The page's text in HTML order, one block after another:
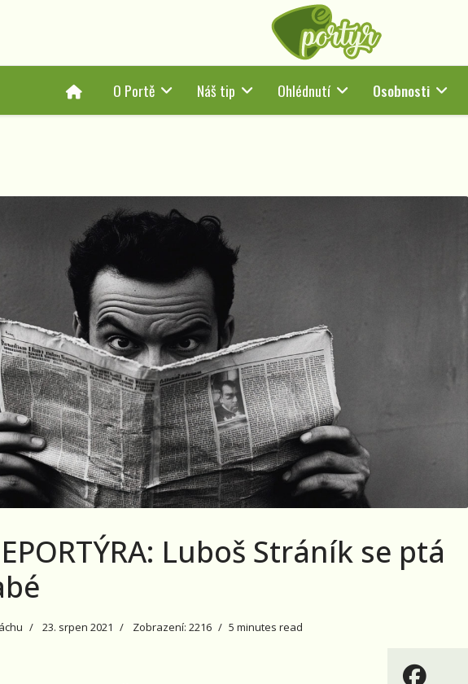
HomeO Portě Náš tip Ohlédnutí Osobnosti
EPORTÝRA: Luboš Stráník se ptá
23. srpen 2021 Zobrazení: 2216 5 minutes read